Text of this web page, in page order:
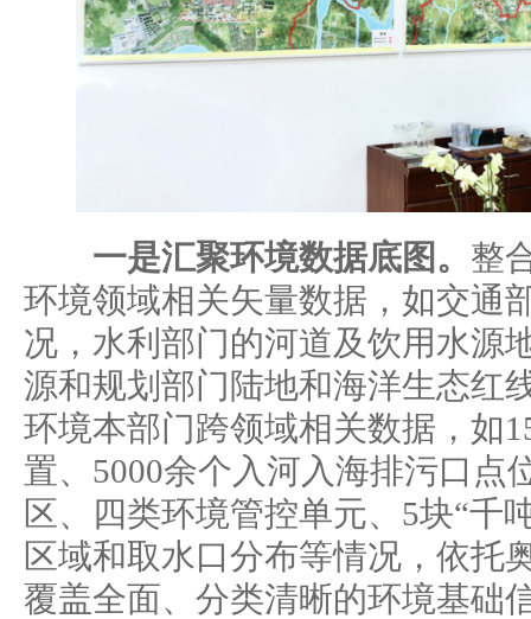
一是汇聚环境数据底图。 整
环境领域相关矢量数据，如交通
况，水利部门的河道及饮用水源
源和规划部门陆地和海洋生态红
环境本部门跨领域相关数据，如
置、5000余个入河入海排污口点
区、四类环境管控单元、5块“千
区域和取水口分布等情况，依托
覆盖全面、分类清晰的环境基础